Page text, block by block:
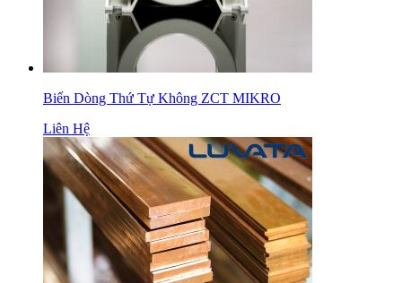
Biến Dòng Thứ Tự Không ZCT MIKRO
Liên Hệ